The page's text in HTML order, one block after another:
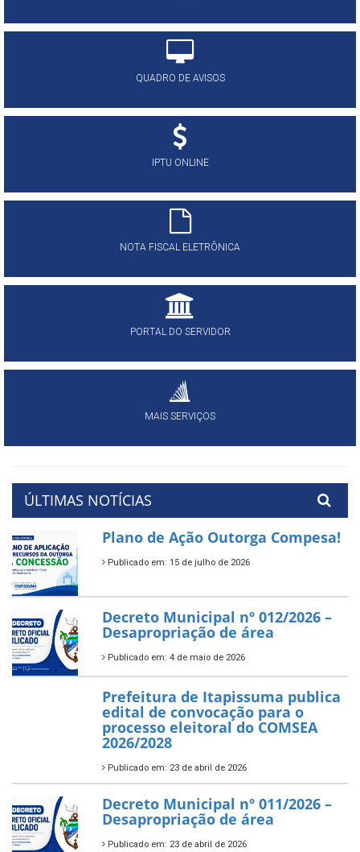
QUADRO DE AVISOS
IPTU ONLINE
NOTA FISCAL ELETRÔNICA
PORTAL DO SERVIDOR
MAIS SERVIÇOS
ÚLTIMAS NOTÍCIAS
Plano de Ação Outorga Compesa!
Publicado em: 15 de julho de 2026
Decreto Municipal nº 012/2026 –
Desapropriação de área
Publicado em: 4 de maio de 2026
Prefeitura de Itapissuma publica
edital de convocação para o
processo eleitoral do COMSEA
2026/2028
Publicado em: 23 de abril de 2026
Decreto Municipal nº 011/2026 –
Desapropriação de área
Publicado em: 23 de abril de 2026